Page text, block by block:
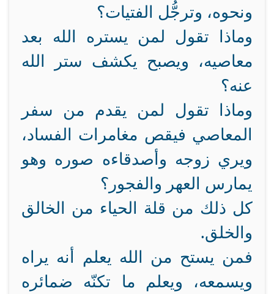
ونحوه، وترجُّل الفتيات؟
وماذا تقول لمن يستره الله بعد
معاصيه، ويصبح يكشف ستر الله
عنه؟
وماذا تقول لمن يقدم من سفر
المعاصي فيقص مغامرات الفساد،
ويري زوجه وأصدقاءه صوره وهو
يمارس العهر والفجور؟
كل ذلك من قلة الحياء من الخالق
والخلق.
فمن يستح من الله يعلم أنه يراه
ويسمعه، ويعلم ما تكنّه ضمائره